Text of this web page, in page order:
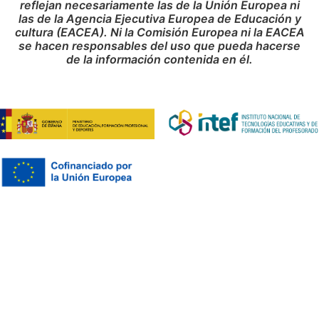
reflejan necesariamente las de la Unión Europea ni
las de la Agencia Ejecutiva Europea de Educación y
cultura (EACEA). Ni la Comisión Europea ni la EACEA
se hacen responsables del uso que pueda hacerse
de la información contenida en él.